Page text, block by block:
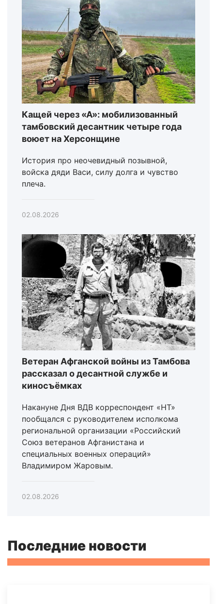
Кащей через «А»: мобилизованный
тамбовский десантник четыре года
воюет на Херсонщине
История про неочевидный позывной,
войска дяди Васи, силу долга и чувство
плеча.
02.08.2026
Ветеран Афганской войны из Тамбова
рассказал о десантной службе и
киносъёмках
Накануне Дня ВДВ корреспондент «НТ»
пообщался с руководителем исполкома
региональной организации «Российский
Союз ветеранов Афганистана и
специальных военных операций»
Владимиром Жаровым.
02.08.2026
Последние новости